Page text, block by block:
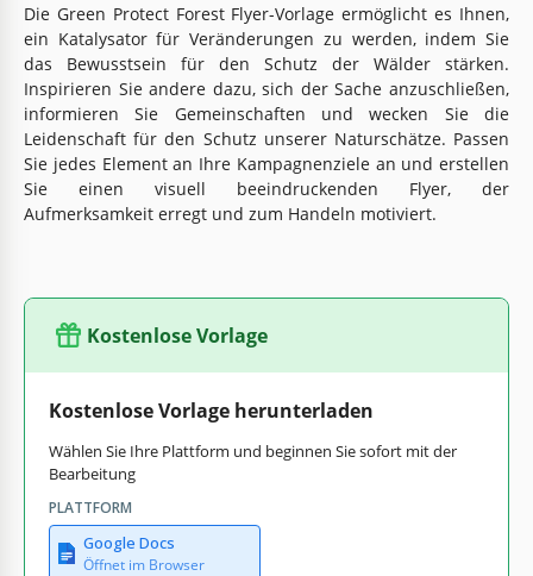
Die Green Protect Forest Flyer-Vorlage ermöglicht es Ihnen,
ein Katalysator für Veränderungen zu werden, indem Sie
das Bewusstsein für den Schutz der Wälder stärken.
Inspirieren Sie andere dazu, sich der Sache anzuschließen,
informieren Sie Gemeinschaften und wecken Sie die
Leidenschaft für den Schutz unserer Naturschätze. Passen
Sie jedes Element an Ihre Kampagnenziele an und erstellen
Sie einen visuell beeindruckenden Flyer, der
Aufmerksamkeit erregt und zum Handeln motiviert.
Kostenlose Vorlage
Kostenlose Vorlage herunterladen
Wählen Sie Ihre Plattform und beginnen Sie sofort mit der
Bearbeitung
PLATTFORM
Google Docs
Öffnet im Browser